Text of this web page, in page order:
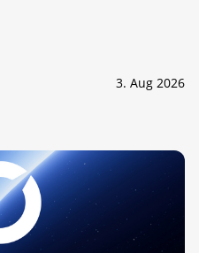
3. Aug 2026